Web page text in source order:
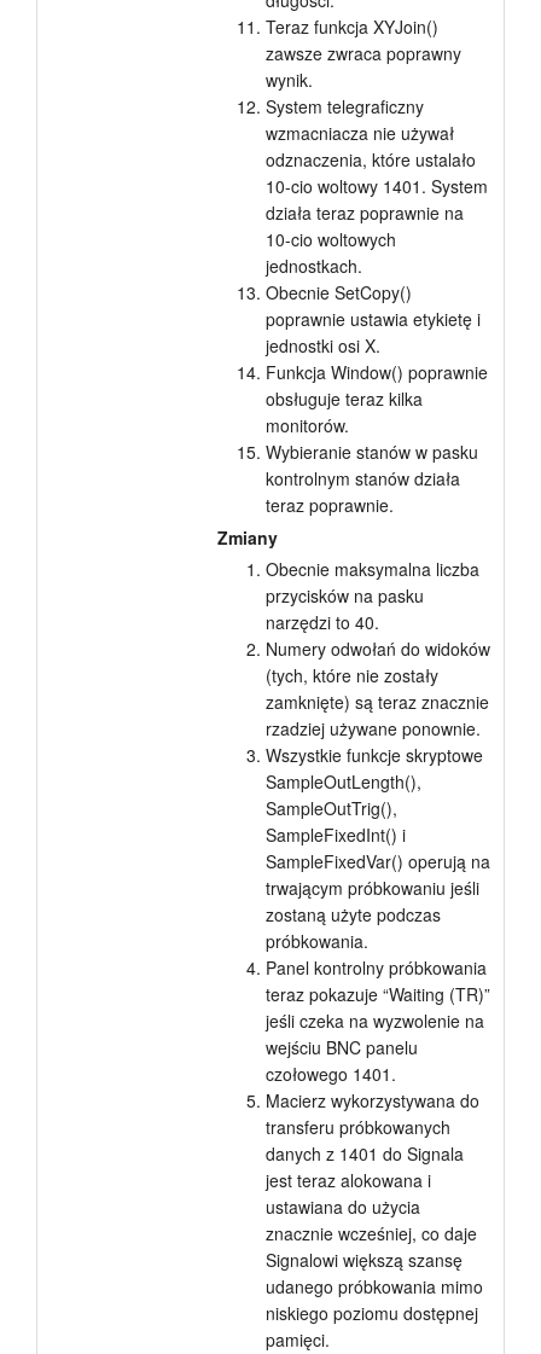
Teraz funkcja XYJoin()
zawsze zwraca poprawny
wynik.
System telegraficzny
wzmacniacza nie używał
odznaczenia, które ustalało
10-cio woltowy 1401. System
działa teraz poprawnie na
10-cio woltowych
jednostkach.
Obecnie SetCopy()
poprawnie ustawia etykietę i
jednostki osi X.
Funkcja Window() poprawnie
obsługuje teraz kilka
monitorów.
Wybieranie stanów w pasku
kontrolnym stanów działa
teraz poprawnie.
Zmiany
Obecnie maksymalna liczba
przycisków na pasku
narzędzi to 40.
Numery odwołań do widoków
(tych, które nie zostały
zamknięte) są teraz znacznie
rzadziej używane ponownie.
Wszystkie funkcje skryptowe
SampleOutLength(),
SampleOutTrig(),
SampleFixedInt() i
SampleFixedVar() operują na
trwającym próbkowaniu jeśli
zostaną użyte podczas
próbkowania.
Panel kontrolny próbkowania
teraz pokazuje “Waiting (TR)”
jeśli czeka na wyzwolenie na
wejściu BNC panelu
czołowego 1401.
Macierz wykorzystywana do
transferu próbkowanych
danych z 1401 do Signala
jest teraz alokowana i
ustawiana do użycia
znacznie wcześniej, co daje
Signalowi większą szansę
udanego próbkowania mimo
niskiego poziomu dostępnej
pamięci.